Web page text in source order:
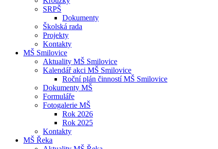
SRPŠ
Dokumenty
Školská rada
Projekty
Kontakty
MŠ Smilovice
Aktuality MŠ Smilovice
Kalendář akci MŠ Smilovice
Roční plán činností MŠ Smilovice
Dokumenty MŠ
Formuláře
Fotogalerie MŠ
Rok 2026
Rok 2025
Kontakty
MŠ Řeka